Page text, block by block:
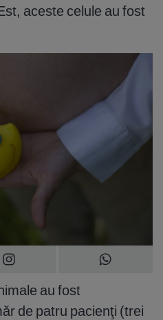
aceste celule au fost
au fost
de patru pacienţi (trei